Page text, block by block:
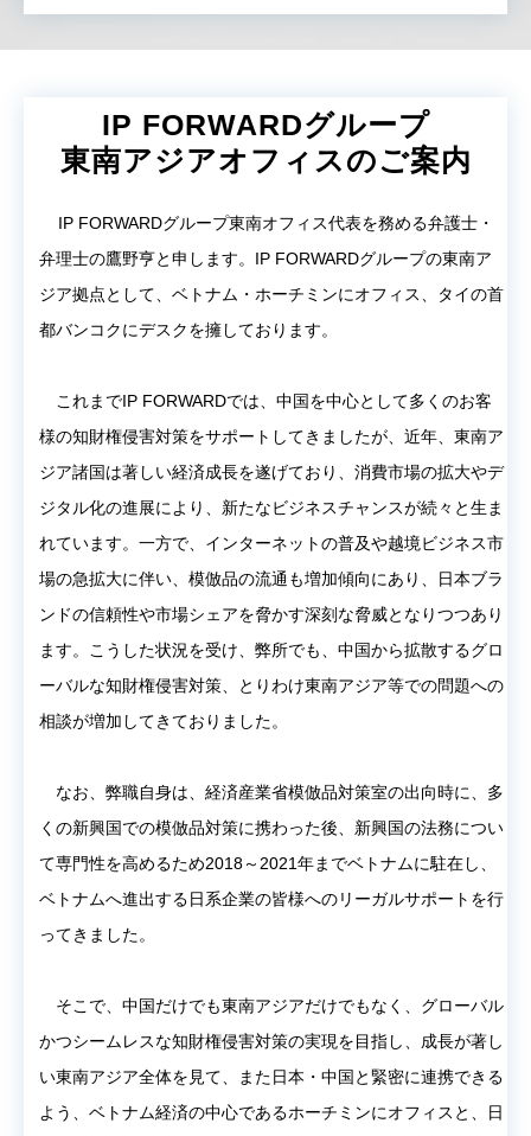
IP FORWARDグループ
東南アジアオフィスのご案内
IP FORWARDグループ東南オフィス代表を務める弁護士・
弁理士の鷹野亨と申します。IP FORWARDグループの東南ア
ジア拠点として、ベトナム・ホーチミンにオフィス、タイの首
都バンコクにデスクを擁しております。
これまでIP FORWARDでは、中国を中心として多くのお客
様の知財権侵害対策をサポートしてきましたが、近年、東南ア
ジア諸国は著しい経済成長を遂げており、消費市場の拡大やデ
ジタル化の進展により、新たなビジネスチャンスが続々と生ま
れています。一方で、インターネットの普及や越境ビジネス市
場の急拡大に伴い、模倣品の流通も増加傾向にあり、日本ブラ
ンドの信頼性や市場シェアを脅かす深刻な脅威となりつつあり
ます。こうした状況を受け、弊所でも、中国から拡散するグロ
ーバルな知財権侵害対策、とりわけ東南アジア等での問題への
相談が増加してきておりました。
なお、弊職自身は、経済産業省模倣品対策室の出向時に、多
くの新興国での模倣品対策に携わった後、新興国の法務につい
て専門性を高めるため2018～2021年までベトナムに駐在し、
ベトナムへ進出する日系企業の皆様へのリーガルサポートを行
ってきました。
そこで、中国だけでも東南アジアだけでもなく、グローバル
かつシームレスな知財権侵害対策の実現を目指し、成長が著し
い東南アジア全体を見て、また日本・中国と緊密に連携できる
よう、ベトナム経済の中心であるホーチミンにオフィスと、日